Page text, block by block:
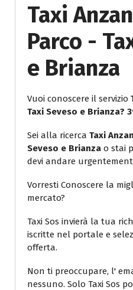
Taxi
Parco -
e Brianza
Vuoi conoscere il servizio
Taxi Seveso e Brianza?
Sei alla ricerca Taxi
Seveso e Brianza o stai
devi andare
Vorresti Conoscere la
mercato?
Taxi Sos invierà la tua
iscritte nel portale e
offerta.
Non ti preoccupare, l'
nessuno. Solo Taxi Sos